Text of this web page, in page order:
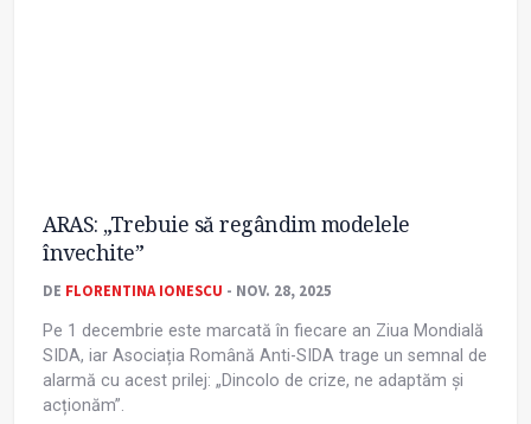
ARAS: „Trebuie să regândim modelele
învechite”
DE FLORENTINA IONESCU - NOV. 28, 2025
Pe 1 decembrie este marcată în fiecare an Ziua Mondială
SIDA, iar Asociația Română Anti-SIDA trage un semnal de
alarmă cu acest prilej: „Dincolo de crize, ne adaptăm și
acționăm”.